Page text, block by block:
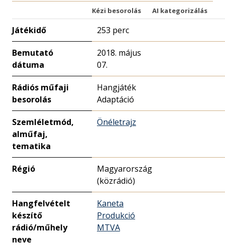
Kézi besorolás AI kategorizálás
Játékidő 253 perc
Bemutató
dátuma
2018. május
07.
Rádiós műfaji
besorolás
Hangjáték
Adaptáció
Szemléletmód,
alműfaj,
tematika
Önéletrajz
Régió
Magyarország
(közrádió)
Hangfelvételt
készítő
rádió/műhely
neve
Kaneta
Produkció
MTVA